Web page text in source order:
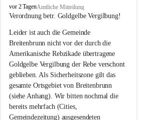
B
r
i
t
e
n
b
r
u
n
n
a
vor 2 TagenAmtliche Mitteilung
Verordnung betr. Goldgelbe Vergilbung!
Leider ist auch die Gemeinde
Breitenbrunn nicht vor der durch die
Amerikanische Rebzikade übertragene
Goldgelbe Vergilbung der Rebe verschont
geblieben. Als Sicherheitszone gilt das
gesamte Ortsgebiet von Breitenbrunn
(siehe Anhang). Wir bitten nochmal die
bereits mehrfach (Cities,
Gemeindezeitung) ausgesendeten